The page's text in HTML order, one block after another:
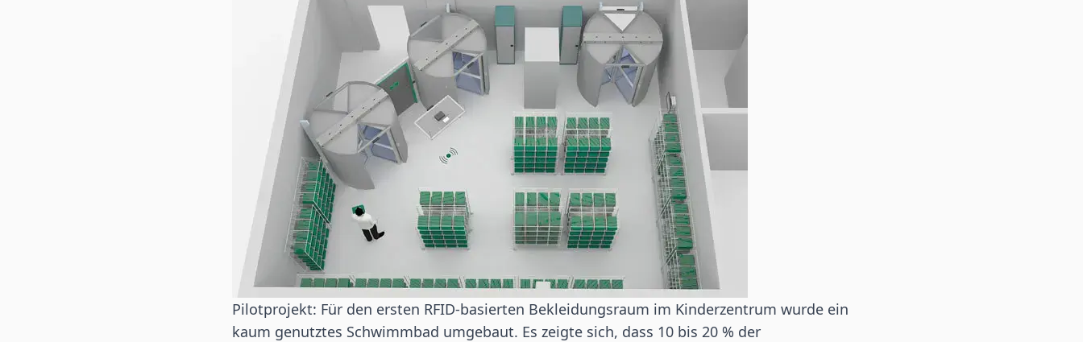
Pilotprojekt: Für den ersten RFID-basierten Bekleidungsraum im Kinderzentrum wurde ein
kaum genutztes Schwimmbad umgebaut. Es zeigte sich, dass 10 bis 20 % der